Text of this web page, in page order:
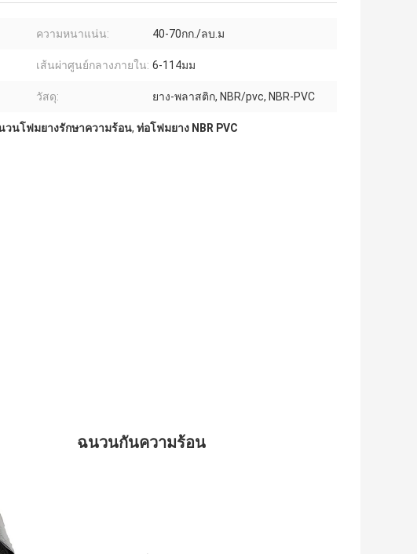
ความหนาแน่น: 40-70กก./ลบ.ม
เส้นผ่าศูนย์กลางภายใน: 6-114มม
วัสดุ: ยาง-พลาสติก, NBR/pvc, NBR-PVC
วนโฟมยางรักษาความร้อน, ท่อโฟมยาง NBR PVC
ฉนวนกันความร้อน